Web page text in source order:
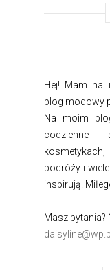
Hej! Mam na
blog modowy
Na moim
codzienne
kosmetykach,
podróży i
inspirują.
Masz pytania?
daisyline@wp.pl